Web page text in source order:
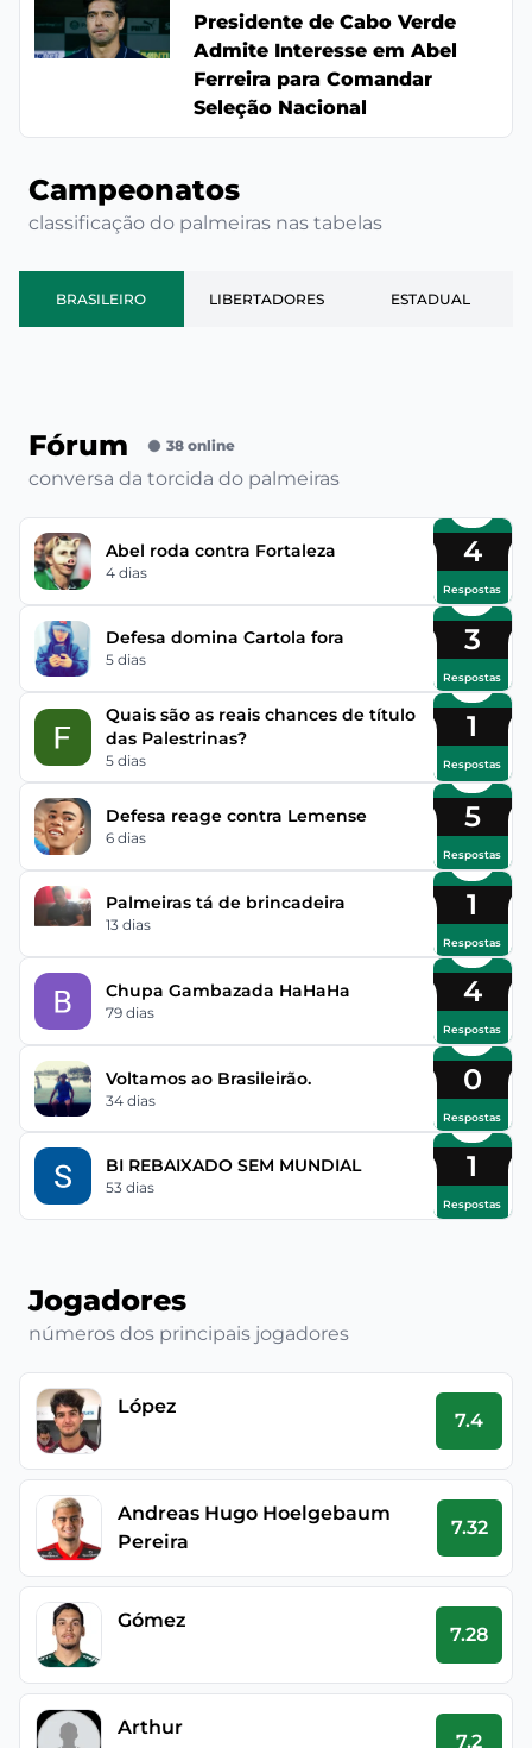
Presidente de Cabo Verde
Admite Interesse em Abel
Ferreira para Comandar
Seleção Nacional
Campeonatos
classificação do palmeiras nas tabelas
BRASILEIRO LIBERTADORES ESTADUAL
Fórum 38 online
conversa da torcida do palmeiras
Abel roda contra Fortaleza
4 dias
4
Respostas
Defesa domina Cartola fora
5 dias
3
Respostas
Quais são as reais chances de título
das Palestrinas?
5 dias
1
Respostas
Defesa reage contra Lemense
6 dias
5
Respostas
Palmeiras tá de brincadeira
13 dias
1
Respostas
Chupa Gambazada HaHaHa
79 dias
4
Respostas
Voltamos ao Brasileirão.
34 dias
0
Respostas
BI REBAIXADO SEM MUNDIAL
53 dias
1
Respostas
Jogadores
números dos principais jogadores
López
7.4
Andreas Hugo Hoelgebaum
Pereira
7.32
Gómez
7.28
Arthur
7.2